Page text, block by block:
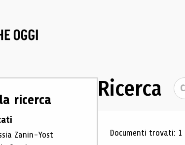
ricerca
Zanin-Yost
Ricerca
Risultati
Documenti trovati: 1